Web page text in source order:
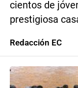
cientos de
prestigiosa
Redacción EC